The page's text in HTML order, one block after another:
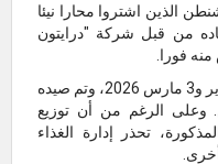
الذين اشتروا محارا نيئا
من قبل شركة "درايتون
فورا.
ويتراوح تاريخ حصاد المحار بين 23 فبراير و3 مارس 2026، وتم صيده
وعلى الرغم من أن توزيع
تحذر إدارة الغذاء